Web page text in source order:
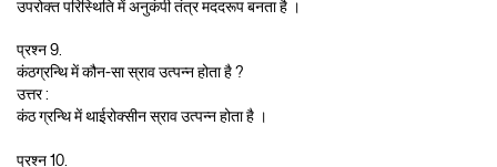
उपरोक्त परिस्थिति में अनुकंपी तंत्र मददरूप बनता है ।
प्रश्न 9.
कंठग्रन्थि में कौन-सा स्राव उत्पन्न होता है ?
उत्तर :
कंठ ग्रन्थि में थाईरोक्सीन स्राव उत्पन्न होता है ।
प्रश्न 10.